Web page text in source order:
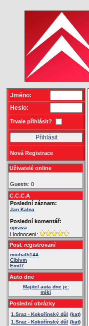
Jméno:
Heslo:
Trvale přihlásit?
Nová Registrace
Uživatelé online
Guests: 0
C.C.C.A
Poslední záznam:
Jan Kalna
Poslední komentář:
oprava
Hodnocení:
Posl. registrovaní
michalh144
Cibivm
Emil7
Auto dne
Majitel auta dne je:
miki
Poslední obrázky
1.Sraz - Kokořínský důl (kat)
1.Sraz - Kokořínský důl (kat)